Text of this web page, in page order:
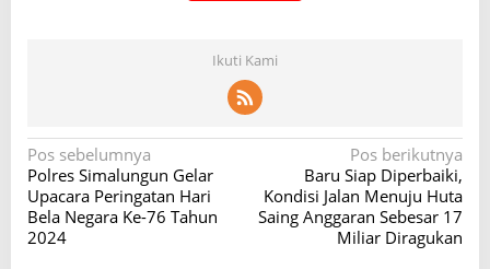
Ikuti Kami
N
a
v
i
Pos sebelumnya
Polres Simalungun Gelar
Upacara Peringatan Hari
Bela Negara Ke-76 Tahun
2024
Pos berikutnya
Baru Siap Diperbaiki,
Kondisi Jalan Menuju Huta
Saing Anggaran Sebesar 17
Miliar Diragukan